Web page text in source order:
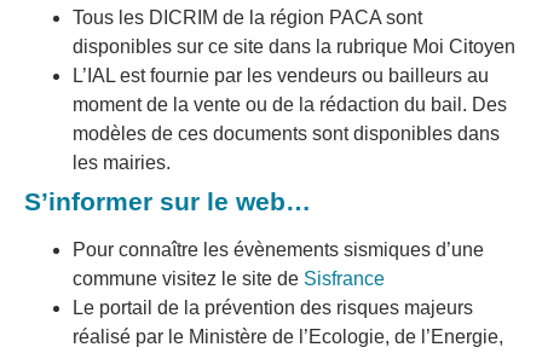
Tous les DICRIM de la région PACA sont
disponibles sur ce site dans la rubrique Moi Citoyen
L’IAL est fournie par les vendeurs ou bailleurs au
moment de la vente ou de la rédaction du bail. Des
modèles de ces documents sont disponibles dans
les mairies.
S’informer sur le web…
Pour connaître les évènements sismiques d’une
commune visitez le site de Sisfrance
Le portail de la prévention des risques majeurs
réalisé par le Ministère de l’Ecologie, de l’Energie,